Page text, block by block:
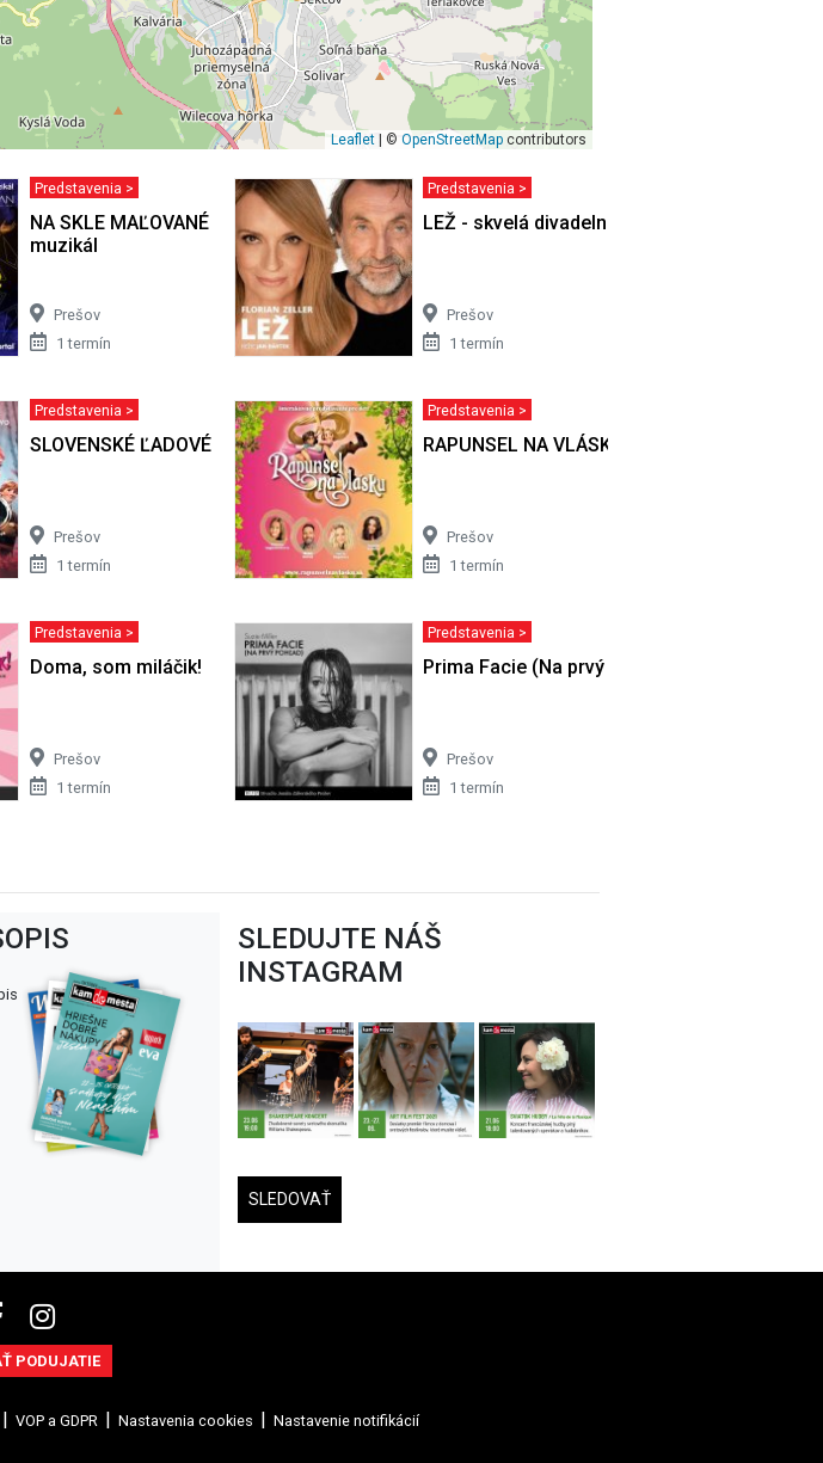
Leaflet | ©OpenStreetMap contributors
Predstavenia >
NA SKLE MAĽOVANÉ - legendárny
muzikál
Prešov
1 termín
Predstavenia >
LEŽ - skvelá divadelná komédia
Prešov
1 termín
Predstavenia >
SLOVENSKÉ ĽADOVÉ KRÁĽOVSTVO
Prešov
1 termín
Predstavenia >
RAPUNSEL NA VLÁSKU
Prešov
1 termín
Predstavenia >
Doma, som miláčik!
Prešov
1 termín
Predstavenia >
Prima Facie (Na prvý pohľad)
Prešov
1 termín
SLEDUJTE NÁŠ
INSTAGRAM
SLEDOVAŤ
PODUJATIE
VOP a GDPR Nastavenia cookies Nastavenie notifikácií